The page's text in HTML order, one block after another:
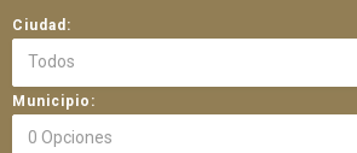
Ciudad:
Todos
Municipio:
0 Opciones